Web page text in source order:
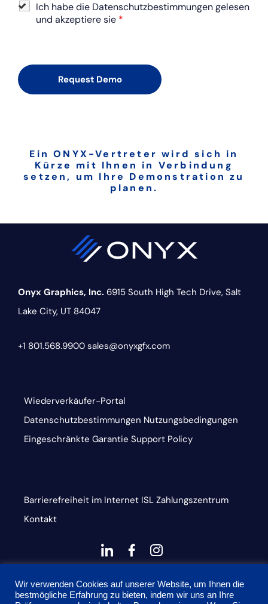
Ich habe die Datenschutzbestimmungen gelesen
und akzeptiere sie *
Ein ONYX-Vertreter wird sich in
Kürze mit Ihnen in Verbindung
setzen, um Ihre Demonstration zu
planen.
Onyx Graphics, Inc. 6915 South High Tech Drive, Salt
Lake City, UT 84047
+1 801.568.9900 sales@onyxgfx.com
Wiederverkäufer-Portal
Datenschutzbestimmungen Nutzungsbedingungen
Eingeschränkte Garantie Support Policy
Barrierefreiheit im Internet ISL Zahlungszentrum
Kontakt
dashicons-
linkedin
dashicons-
facebook-
alt
instagram
This site is protected by reCAPTCHA and the Google
Wir verwenden Cookies auf unserer Website, um Ihnen die
bestmögliche Erfahrung zu bieten, indem wir uns an Ihre